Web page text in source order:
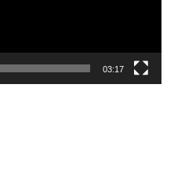
03:17